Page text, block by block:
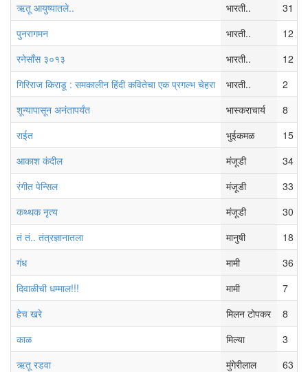
ऋतू आयुष्यातले..
भारती..
31
पुनरागमन
भारती..
12
रनेसाँस ३०१३
भारती..
12
गिरिराज किराडू : समकालीन हिंदी कवितेचा एक प्रगल्भ चेहरा
भारती..
2
शून्यापासून अनंतापर्यंत
भास्कराचार्य
8
राईत
भुईकमळ
15
आकाश कंदील
मंजूडी
34
रंगीत पेन्सिल
मंजूडी
33
कथ्थक नृत्य
मंजूडी
30
तं तं.. तंत्रज्ञानातला
मानुषी
18
गंध
मामी
36
दिवाळीची धम्माल!!!
मामी
7
हेच खरे
मिलन टोपकर
8
काळ
मिल्या
3
ऋतू रडवा
मुंगेरीलाल
63